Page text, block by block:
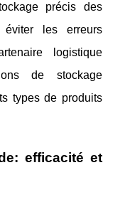
précis des
éviter les erreurs
logistique
de stockage
types de produits
efficacité et